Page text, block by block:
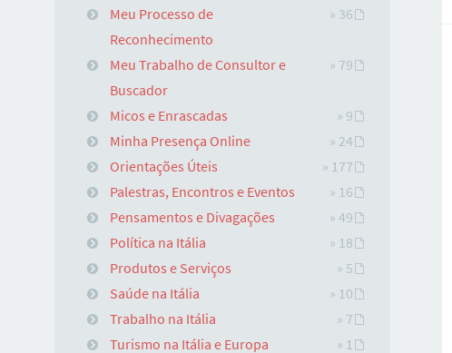
Meu Processo de
Reconhecimento
» 36
Meu Trabalho de Consultor e
Buscador
» 79
Micos e Enrascadas
» 9
Minha Presença Online
» 24
Orientações Úteis
» 177
Palestras, Encontros e Eventos
» 16
Pensamentos e Divagações
» 49
Política na Itália
» 18
Produtos e Serviços
» 5
Saúde na Itália
» 10
Trabalho na Itália
» 7
Turismo na Itália e Europa
» 1